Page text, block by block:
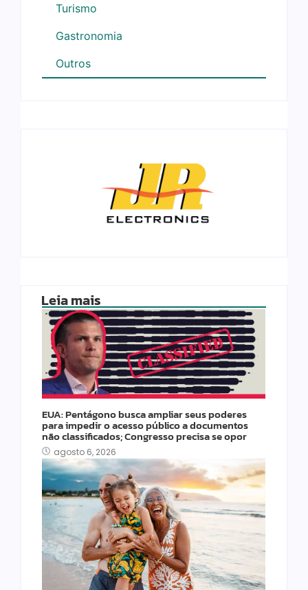
Turismo
Gastronomia
Outros
Leia mais
EUA: Pentágono busca ampliar seus poderes
para impedir o acesso público a documentos
não classificados; Congresso precisa se opor
agosto 6, 2026